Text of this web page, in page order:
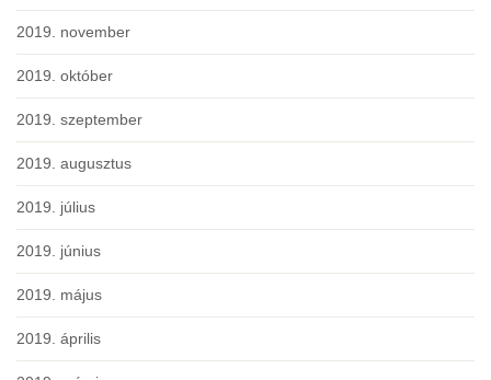
2019. november
2019. október
2019. szeptember
2019. augusztus
2019. július
2019. június
2019. május
2019. április